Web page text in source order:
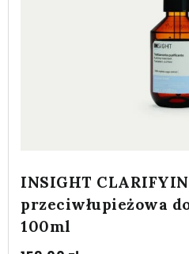
INSIGHT
przeciwłupieżowa
100ml